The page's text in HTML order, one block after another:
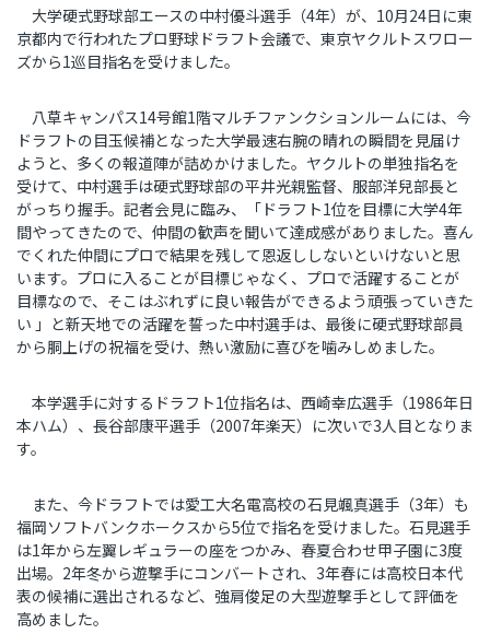
大学硬式野球部エースの中村優斗選手（4年）が、 10月24日に東
京都内で行われたプロ野球ドラフト会議で、東京ヤクルトスワロー
ズから1巡目指名を受けました。
八草キャンパス14号館1階マルチファンクションルームには、今
ドラフトの目玉候補となった大学最速右腕の晴れの瞬間を見届け
ようと、多くの報道陣が詰めかけました。ヤクルトの単独指名を
受けて、中村選手は硬式野球部の平井光親監督、服部洋兒部長と
がっちり握手。記者会見に臨み、「ドラフト1位を目標に大学4年
間やってきたので、仲間の歓声を聞いて達成感がありました。喜ん
でくれた仲間にプロで結果を残して恩返ししないといけないと思
います。プロに入ることが目標じゃなく、プロで活躍することが
目標なので、そこはぶれずに良い報告ができるよう頑張っていきた
い 」と新天地での活躍を誓った中村選手は、最後に硬式野球部員
から胴上げの祝福を受け、熱い激励に喜びを噛みしめました。
本学選手に対するドラフト1位指名は、西崎幸広選手（1986年日
本ハム）、長谷部康平選手（2007年楽天）に次いで3人目となりま
す。
また、今ドラフトでは愛工大名電高校の石見颯真選手（3年）も
福岡ソフトバンクホークスから5位で指名を受けました。石見選手
は1年から左翼レギュラーの座をつかみ、春夏合わせ甲子園に3度
出場。2年冬から遊撃手にコンバートされ、3年春には高校日本代
表の候補に選出されるなど、強肩俊足の大型遊撃手として評価を
高めました。